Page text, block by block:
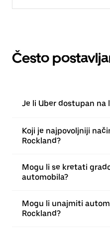
Često
Je li Uber dostupan na
Koji je najpovoljniji
Rockland?
Mogu li se kretati
automobila?
Mogu li unajmiti
Rockland?